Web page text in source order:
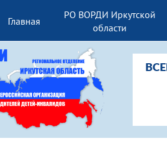
Главная
РО ВОРДИ Иркутской
области